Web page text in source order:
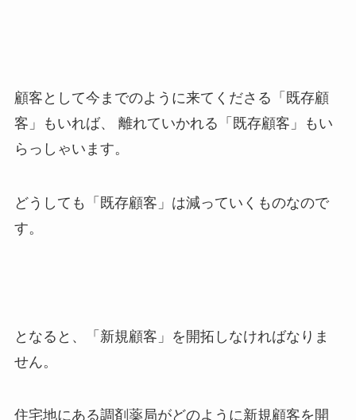
顧客として今までのように来てくださる「既存顧
客」もいれば、 離れていかれる「既存顧客」もい
らっしゃいます。
どうしても「既存顧客」は減っていくものなので
す。
となると、「新規顧客」を開拓しなければなりま
せん。
住宅地にある調剤薬局がどのように新規顧客を開